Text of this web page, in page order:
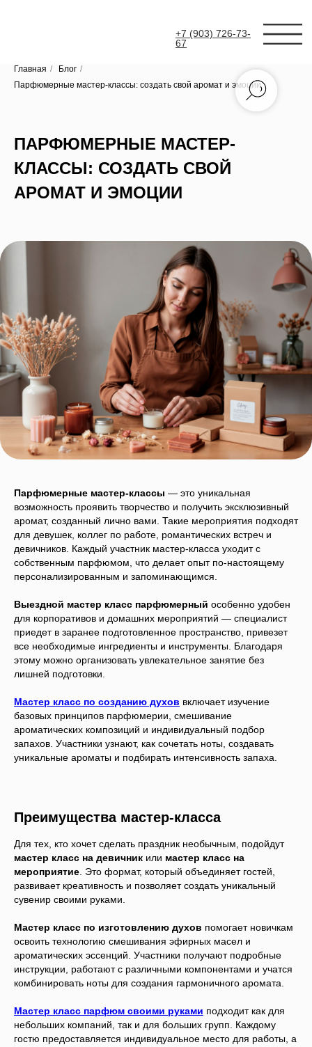
Главная / Блог /
Парфюмерные мастер-классы: создать свой аромат и эмоции
ПАРФЮМЕРНЫЕ МАСТЕР-
КЛАССЫ: СОЗДАТЬ СВОЙ
АРОМАТ И ЭМОЦИИ
Парфюмерные мастер-классы — это уникальная
возможность проявить творчество и получить эксклюзивный
аромат, созданный лично вами. Такие мероприятия подходят
для девушек, коллег по работе, романтических встреч и
девичников. Каждый участник мастер-класса уходит с
собственным парфюмом, что делает опыт по-настоящему
персонализированным и запоминающимся.
Выездной мастер класс парфюмерный особенно удобен
для корпоративов и домашних мероприятий — специалист
приедет в заранее подготовленное пространство, привезет
все необходимые ингредиенты и инструменты. Благодаря
этому можно организовать увлекательное занятие без
лишней подготовки.
Мастер класс по созданию духов включает изучение
базовых принципов парфюмерии, смешивание
ароматических композиций и индивидуальный подбор
запахов. Участники узнают, как сочетать ноты, создавать
уникальные ароматы и подбирать интенсивность запаха.
Преимущества мастер-класса
Для тех, кто хочет сделать праздник необычным, подойдут
мастер класс на девичник или мастер класс на
мероприятие . Это формат, который объединяет гостей,
развивает креативность и позволяет создать уникальный
сувенир своими руками.
Мастер класс по изготовлению духов помогает новичкам
освоить технологию смешивания эфирных масел и
ароматических эссенций. Участники получают подробные
инструкции, работают с различными компонентами и учатся
комбинировать ноты для создания гармоничного аромата.
Мастер класс парфюм своими руками подходит как для
небольших компаний, так и для больших групп. Каждому
гостю предоставляется индивидуальное место для работы, а